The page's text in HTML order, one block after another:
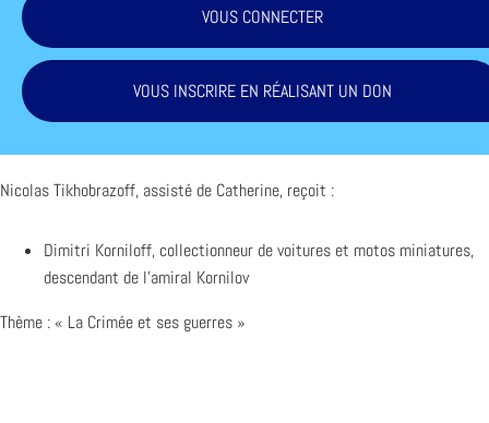
VOUS CONNECTER
VOUS INSCRIRE EN RÉALISANT UN DON
Nicolas Tikhobrazoff, assisté de Catherine, reçoit :
Dimitri Korniloff, collectionneur de voitures et motos miniatures,
descendant de l’amiral Kornilov
Thème : « La Crimée et ses guerres »